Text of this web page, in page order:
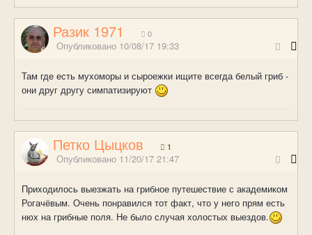
Разик 1971 0
Опубликовано 10/08/17 19:33
Там где есть мухоморы и сыроежки ищите всегда белый гриб -
они друг другу симпатизируют
Петко Цыцков 1
Опубликовано 11/20/17 21:47
Приходилось выезжать на грибное путешествие с академиком
Рогачёвым. Очень понравился тот факт, что у него прям есть
нюх на грибные поля. Не было случая холостых выездов.